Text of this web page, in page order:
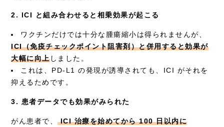
2. ICI と組み合わせると相乗効果が起こる
ワクチンだけでは十分な腫瘍縮小は得られませんが、
ICI（免疫チェックポイント阻害剤）と併用すると効果が
大幅に向上しました。
これは、PD-L1 の発現が誘導されても、ICI がそれを
抑えるためです。
3. 患者データでも効果がみられた
がん患者で、ICI 治療を始めてから 100 日以内に